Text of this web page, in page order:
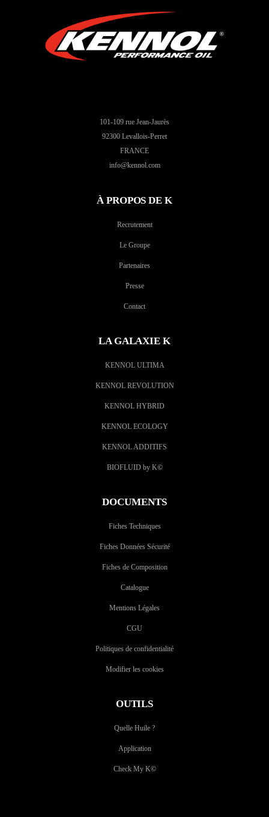
101-109 rue Jean-Jaurès
92300 Levallois-Perret
FRANCE
info@kennol.com
À PROPOS DE K
Recrutement
Le Groupe
Partenaires
Presse
Contact
LA GALAXIE K
KENNOL ULTIMA
KENNOL REVOLUTION
KENNOL HYBRID
KENNOL ECOLOGY
KENNOL ADDITIFS
BIOFLUID by K©
DOCUMENTS
Fiches Techniques
Fiches Données Sécurité
Fiches de Composition
Catalogue
Mentions Légales
CGU
Politiques de confidentialité
Modifier les cookies
OUTILS
Quelle Huile ?
Application
Check My K©